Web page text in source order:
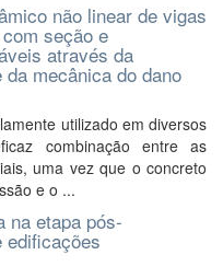
não linear de vigas
seção e
através da
mecânica do dano
utilizado em diversos
combinação entre as
uma vez que o concreto
e o ...
na etapa pós-
edificações